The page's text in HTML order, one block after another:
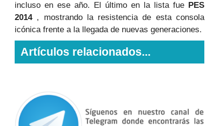
incluso en ese año. El último en la lista fue PES
2014, mostrando la resistencia de esta consola
icónica frente a la llegada de nuevas generaciones.
Artículos relacionados...